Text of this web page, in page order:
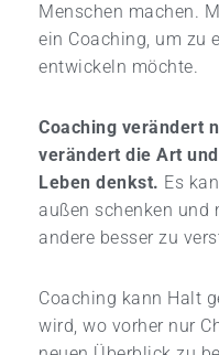
Menschen machen.
ein Coaching, um zu
entwickeln möchte.
Coaching verändert
verändert die Art
Leben denkst. Es
außen schenken und
andere besser zu
Coaching kann Halt
wird, wo vorher nur